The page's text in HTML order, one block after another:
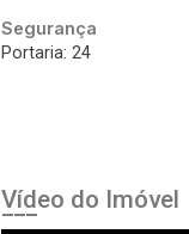
Segurança
Portaria: 24
Vídeo do Imóvel